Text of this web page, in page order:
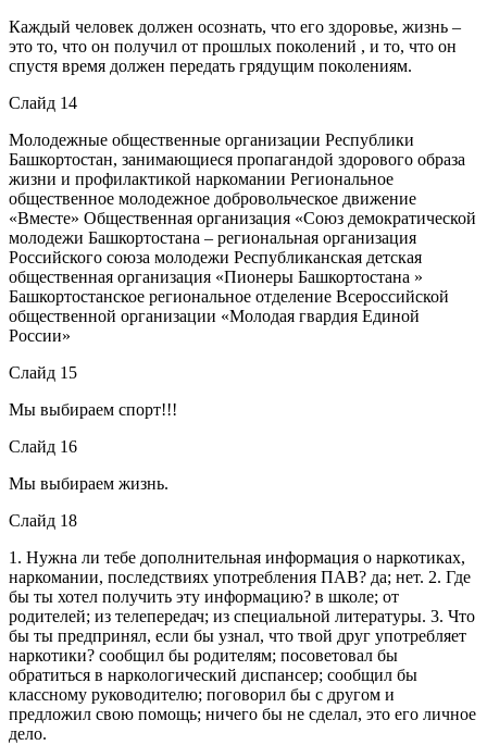
Каждый человек должен осознать, что его здоровье, жизнь –
это то, что он получил от прошлых поколений , и то, что он
спустя время должен передать грядущим поколениям.
Слайд 14
Молодежные общественные организации Республики
Башкортостан, занимающиеся пропагандой здорового образа
жизни и профилактикой наркомании Региональное
общественное молодежное добровольческое движение
«Вместе» Общественная организация «Союз демократической
молодежи Башкортостана – региональная организация
Российского союза молодежи Республиканская детская
общественная организация «Пионеры Башкортостана »
Башкортостанское региональное отделение Всероссийской
общественной организации «Молодая гвардия Единой
России»
Слайд 15
Мы выбираем спорт!!!
Слайд 16
Мы выбираем жизнь.
Слайд 18
1. Нужна ли тебе дополнительная информация о наркотиках,
наркомании, последствиях употребления ПАВ? да; нет. 2. Где
бы ты хотел получить эту информацию? в школе; от
родителей; из телепередач; из специальной литературы. 3. Что
бы ты предпринял, если бы узнал, что твой друг употребляет
наркотики? сообщил бы родителям; посоветовал бы
обратиться в наркологический диспансер; сообщил бы
классному руководителю; поговорил бы с другом и
предложил свою помощь; ничего бы не сделал, это его личное
дело.